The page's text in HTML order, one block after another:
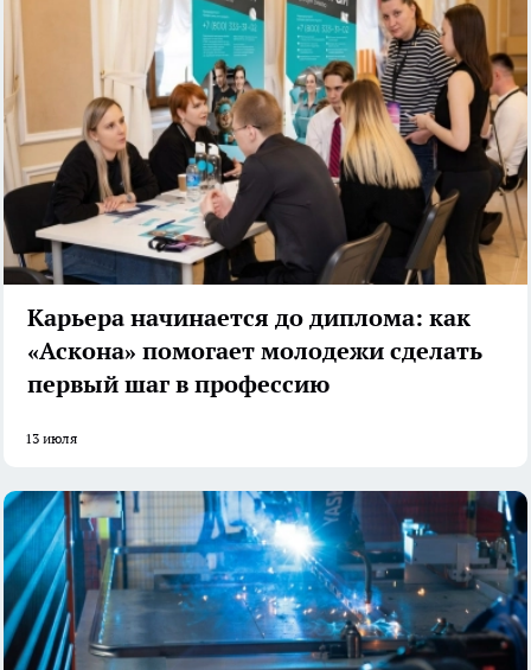
Карьера начинается до диплома: как
«Аскона» помогает молодежи сделать
первый шаг в профессию
13 июля